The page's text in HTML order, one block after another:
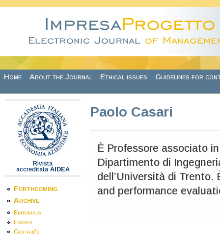
Home About the Journal Ethical issues Guidelines for
Rivista
accreditata AIDEA
Forthcoming
Archive
Editorials
Essays
Contrib's
Paolo Casari
È Professore associato
Dipartimento di
dell’Università di
and performance